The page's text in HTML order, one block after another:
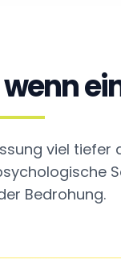
viel tiefer
Bedrohung.